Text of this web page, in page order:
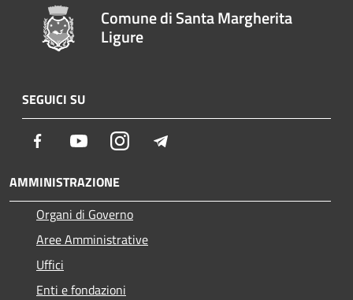
Comune di Santa Margherita
Ligure
SEGUICI SU
Facebook YoutubeInstagram
AMMINISTRAZIONE
Organi di Governo
Aree Amministrative
Uffici
Enti e fondazioni